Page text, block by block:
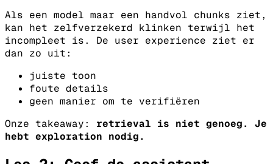
Als een model maar een handvol chunks ziet,
kan het zelfverzekerd klinken terwijl het
incompleet is. De user experience ziet er
dan zo uit:
juiste toon
foute details
geen manier om te verifiëren
Onze takeaway: retrieval is niet genoeg. Je
hebt exploration nodig.